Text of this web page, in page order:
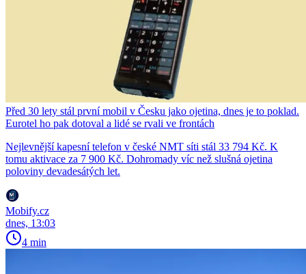
Před 30 lety stál první mobil v Česku jako ojetina, dnes je to poklad.
Eurotel ho pak dotoval a lidé se rvali ve frontách
Nejlevnější kapesní telefon v české NMT síti stál 33 794 Kč. K
tomu aktivace za 7 900 Kč. Dohromady víc než slušná ojetina
poloviny devadesátých let.
Mobify.cz
dnes, 13:03
4 min